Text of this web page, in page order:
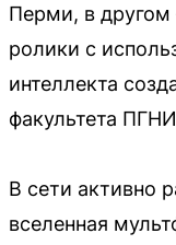
Перми, в
ролики с
интеллекта
факультета
В сети активно
вселенная